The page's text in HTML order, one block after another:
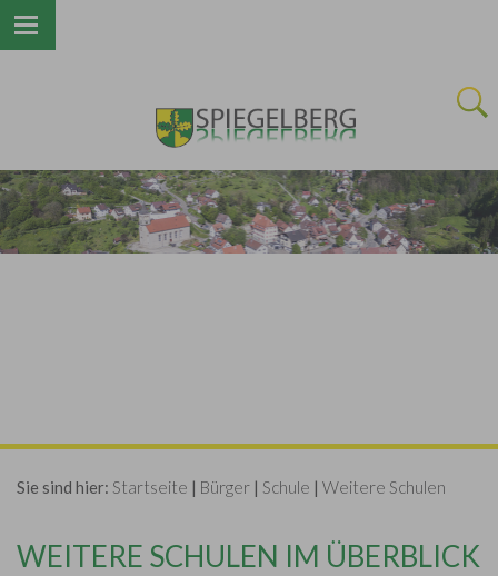
Sie sind hier: Startseite | Bürger | Schule | Weitere Schulen
WEITERE SCHULEN IM ÜBERBLICK